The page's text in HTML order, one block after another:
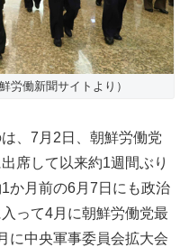
労働新聞サイトより）
、7月2日、朝鮮労働党
席して以来約1週間ぶり
か月前の6月7日にも政治
って4月に朝鮮労働党最
に中央軍事委員会拡大会